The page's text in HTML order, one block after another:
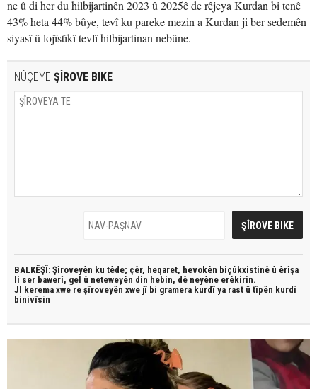
ne û di her du hilbijartinên 2023 û 2025ê de rêjeya Kurdan bi tenê
43% heta 44% bûye, tevî ku pareke mezin a Kurdan ji ber sedemên
siyasî û lojîstîkî tevlî hilbijartinan nebûne.
NÛÇEYE ŞÎROVE BIKE
BALKÊŞÎ: Şîroveyên ku têde; çêr, heqaret, hevokên biçûkxistinê û êrîşa
li ser bawerî, gel û neteweyên din hebin, dê neyêne erêkirin.
JI kerema xwe re şîroveyên xwe jî bi gramera kurdî ya rast û tîpên kurdî
binivîsin